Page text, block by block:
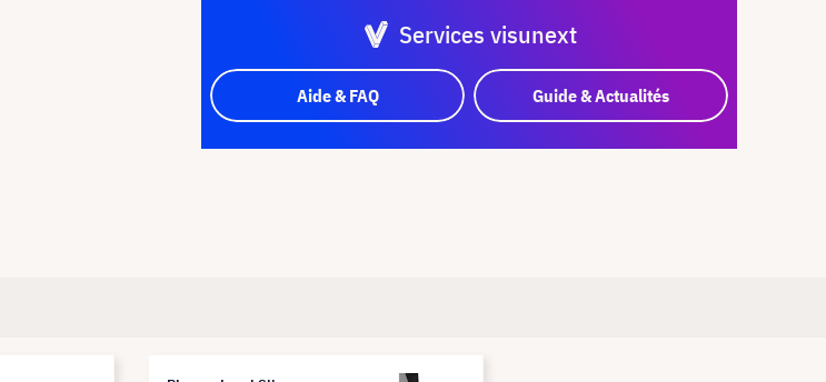
Services visunext
Aide & FAQ Guide & Actualités